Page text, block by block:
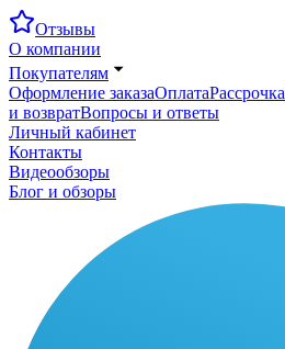
Отзывы
О компании
Покупателям
Оформление заказаОплатаРассрочка
и возвратВопросы и ответы
Личный кабинет
Контакты
Видеообзоры
Блог и обзоры